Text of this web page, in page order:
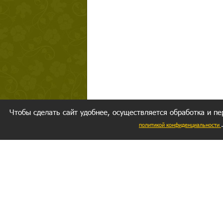
Чтобы сделать сайт удобнее, осуществляется обработка и
политикой конфиденциальности